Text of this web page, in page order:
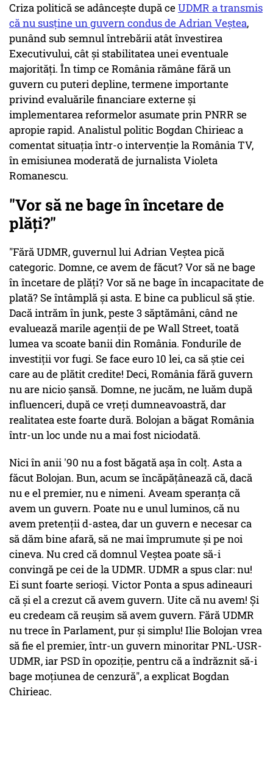
Criza politică se adâncește după ceUDMR a transmis
că nu susține un guvern condus de Adrian Veștea,
punând sub semnul întrebării atât învestirea
Executivului, cât și stabilitatea unei eventuale
majorități. În timp ce România rămâne fără un
guvern cu puteri depline, termene importante
privind evaluările financiare externe și
implementarea reformelor asumate prin PNRR se
apropie rapid. Analistul politic Bogdan Chirieac a
comentat situația într-o intervenție la România TV,
în emisiunea moderată de jurnalista Violeta
Romanescu.
"Vor să ne bage în încetare de
plăți?"
"Fără UDMR, guvernul lui Adrian Veștea pică
categoric. Domne, ce avem de făcut? Vor să ne bage
în încetare de plăți? Vor să ne bage în incapacitate de
plată? Se întâmplă și asta. E bine ca publicul să știe.
Dacă intrăm în junk, peste 3 săptămâni, când ne
evaluează marile agenții de pe Wall Street, toată
lumea va scoate banii din România. Fondurile de
investiții vor fugi. Se face euro 10 lei, ca să știe cei
care au de plătit credite! Deci, România fără guvern
nu are nicio șansă. Domne, ne jucăm, ne luăm după
influenceri, după ce vreți dumneavoastră, dar
realitatea este foarte dură. Bolojan a băgat România
într-un loc unde nu a mai fost niciodată.
Nici în anii '90 nu a fost băgată așa în colț. Asta a
făcut Bolojan. Bun, acum se încăpățânează că, dacă
nu e el premier, nu e nimeni. Aveam speranța că
avem un guvern. Poate nu e unul luminos, că nu
avem pretenții d-astea, dar un guvern e necesar ca
să dăm bine afară, să ne mai împrumute și pe noi
cineva. Nu cred că domnul Veștea poate să-i
convingă pe cei de la UDMR. UDMR a spus clar: nu!
Ei sunt foarte serioși. Victor Ponta a spus adineauri
că și el a crezut că avem guvern. Uite că nu avem! Și
eu credeam că reușim să avem guvern. Fără UDMR
nu trece în Parlament, pur și simplu! Ilie Bolojan vrea
să fie el premier, într-un guvern minoritar PNL-USR-
UDMR, iar PSD în opoziție, pentru că a îndrăznit să-i
bage moțiunea de cenzură", a explicat Bogdan
Chirieac.